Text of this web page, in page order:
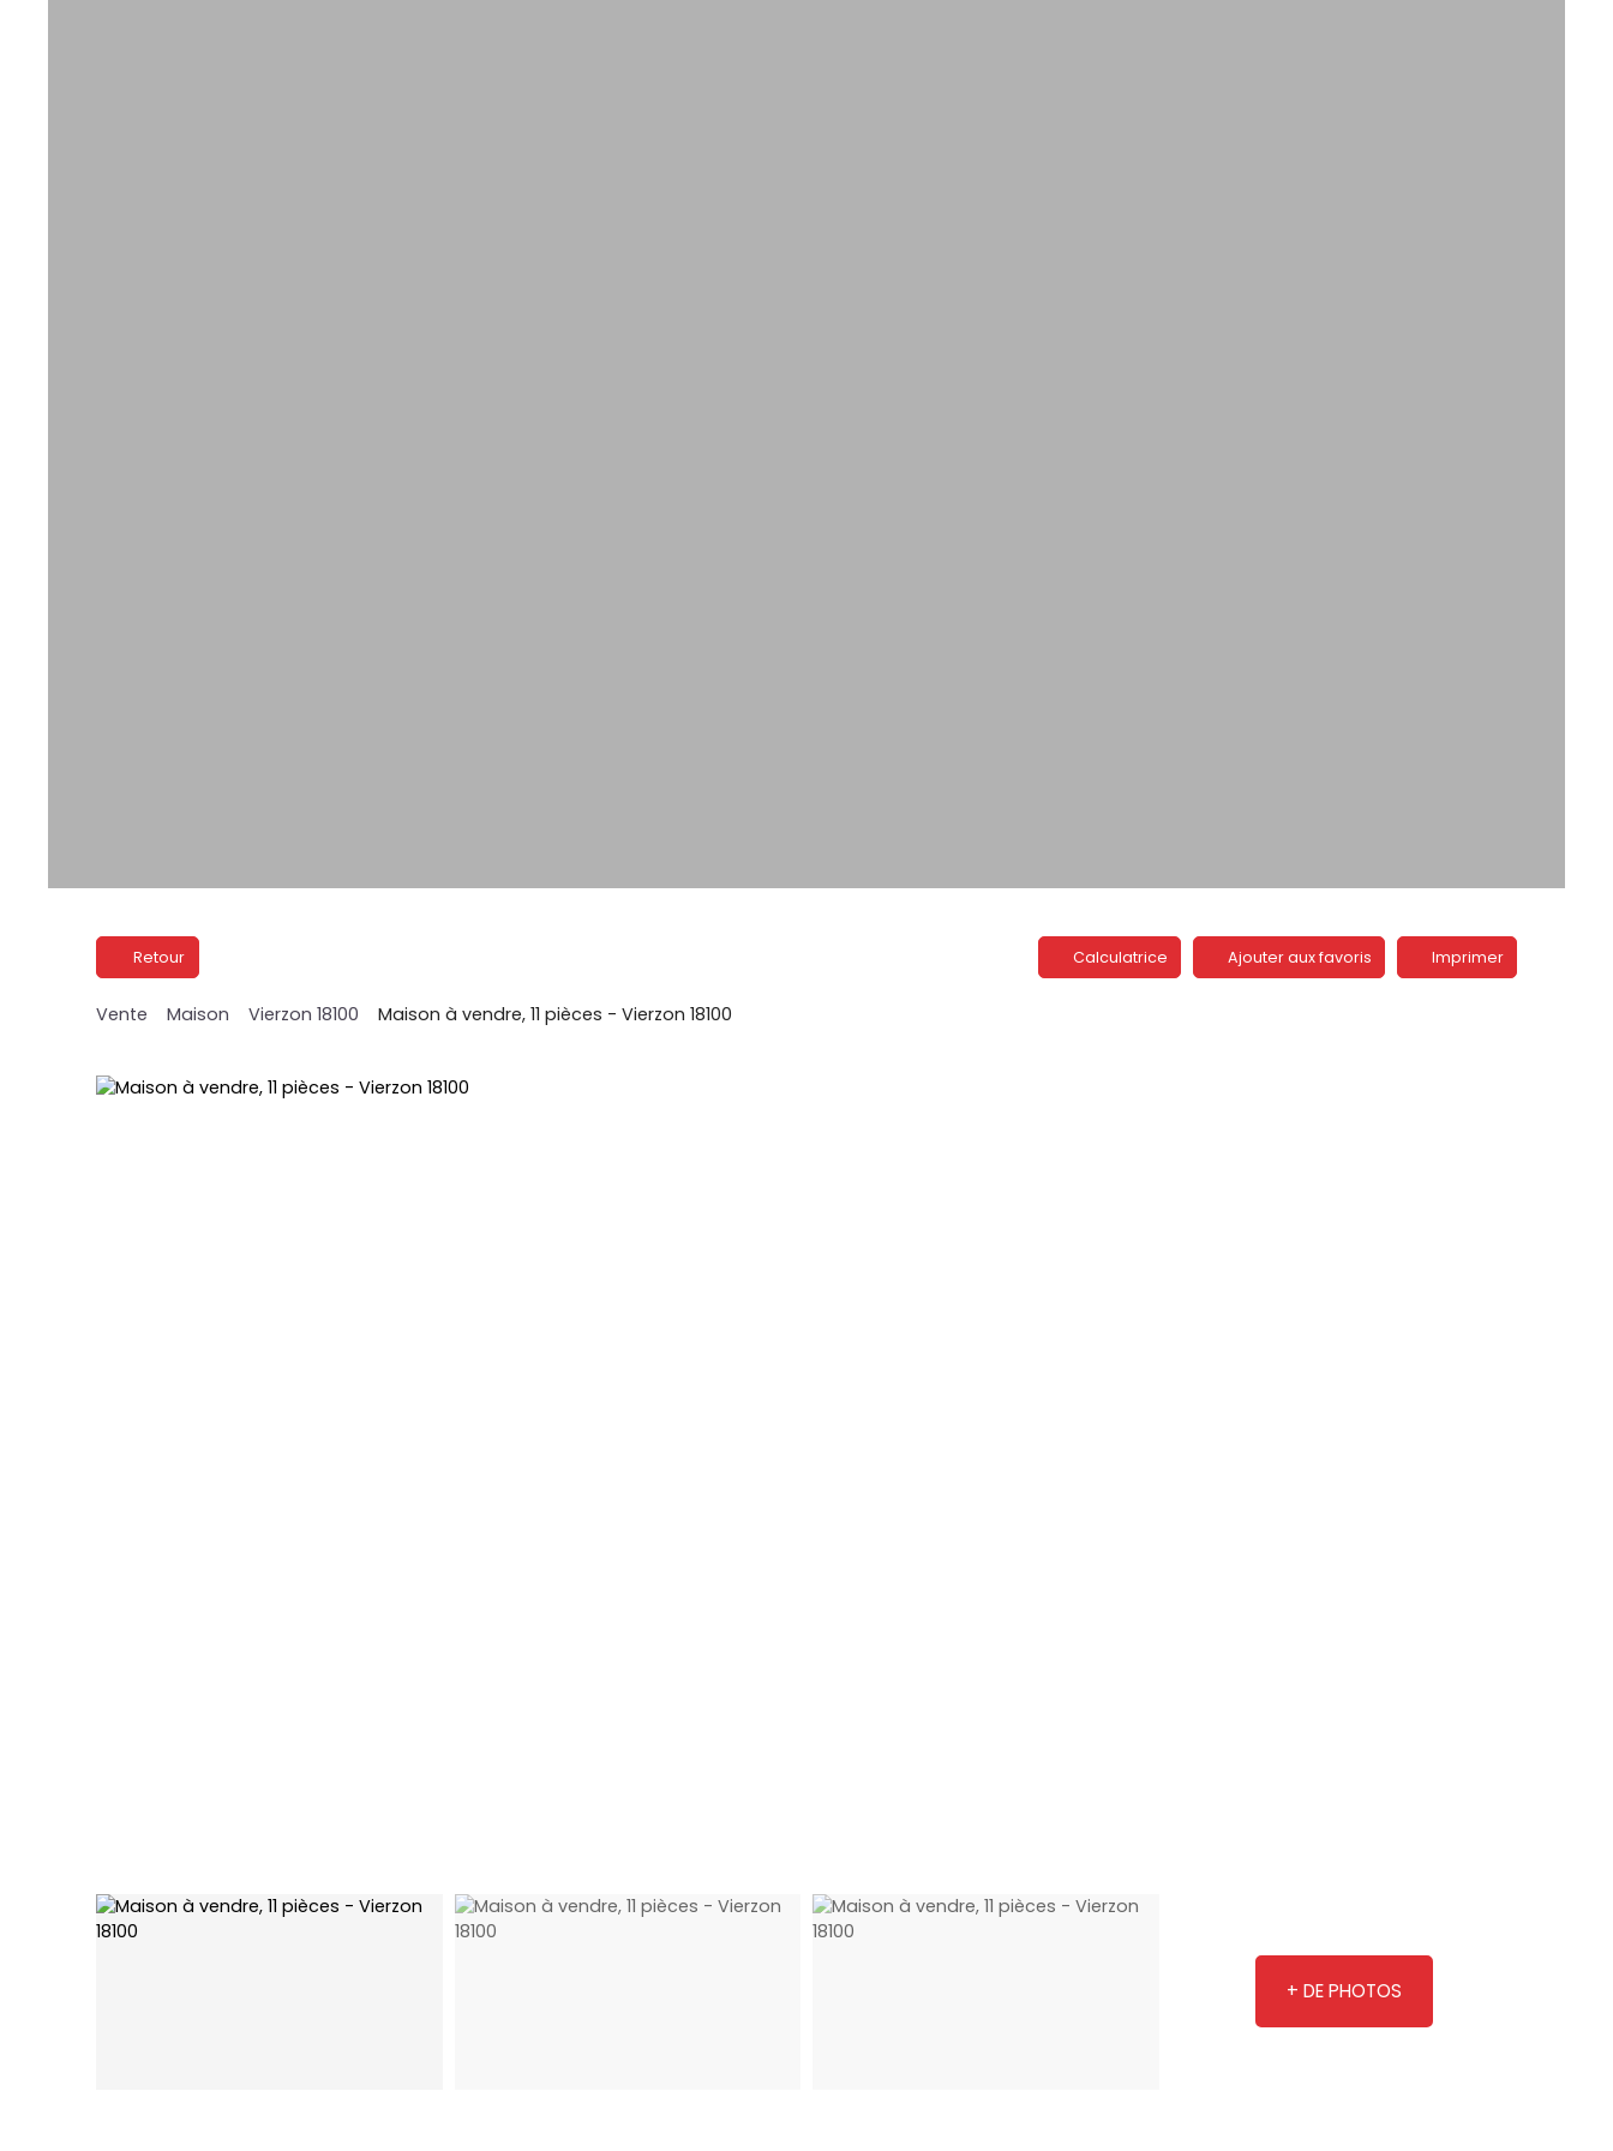
Retour Calculatrice Ajouter aux favoris Imprimer
Vente Maison Vierzon 18100 Maison à vendre, 11 pièces - Vierzon 18100
+ DE PHOTOS